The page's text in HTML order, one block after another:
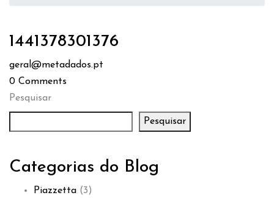
1441378301376
geral@metadados.pt
0 Comments
Pesquisar
Pesquisar
Categorias do Blog
Piazzetta (3)